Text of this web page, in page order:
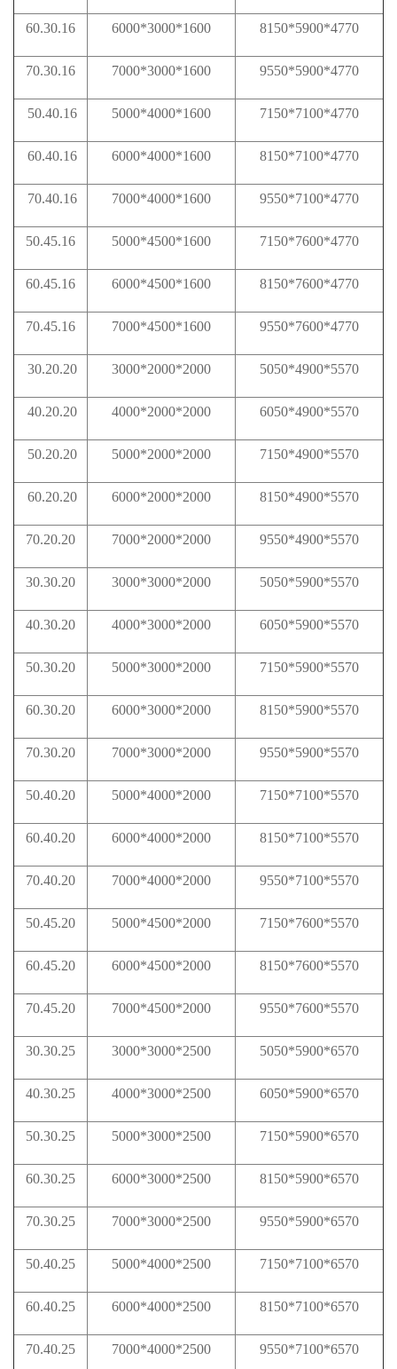
60.30.16 6000*3000*1600 8150*5900*4770
70.30.16 7000*3000*1600 9550*5900*4770
50.40.16 5000*4000*1600 7150*7100*4770
60.40.16 6000*4000*1600 8150*7100*4770
70.40.16 7000*4000*1600 9550*7100*4770
50.45.16 5000*4500*1600 7150*7600*4770
60.45.16 6000*4500*1600 8150*7600*4770
70.45.16 7000*4500*1600 9550*7600*4770
30.20.20 3000*2000*2000 5050*4900*5570
40.20.20 4000*2000*2000 6050*4900*5570
50.20.20 5000*2000*2000 7150*4900*5570
60.20.20 6000*2000*2000 8150*4900*5570
70.20.20 7000*2000*2000 9550*4900*5570
30.30.20 3000*3000*2000 5050*5900*5570
40.30.20 4000*3000*2000 6050*5900*5570
50.30.20 5000*3000*2000 7150*5900*5570
60.30.20 6000*3000*2000 8150*5900*5570
70.30.20 7000*3000*2000 9550*5900*5570
50.40.20 5000*4000*2000 7150*7100*5570
60.40.20 6000*4000*2000 8150*7100*5570
70.40.20 7000*4000*2000 9550*7100*5570
50.45.20 5000*4500*2000 7150*7600*5570
60.45.20 6000*4500*2000 8150*7600*5570
70.45.20 7000*4500*2000 9550*7600*5570
30.30.25 3000*3000*2500 5050*5900*6570
40.30.25 4000*3000*2500 6050*5900*6570
50.30.25 5000*3000*2500 7150*5900*6570
60.30.25 6000*3000*2500 8150*5900*6570
70.30.25 7000*3000*2500 9550*5900*6570
50.40.25 5000*4000*2500 7150*7100*6570
60.40.25 6000*4000*2500 8150*7100*6570
70.40.25 7000*4000*2500 9550*7100*6570